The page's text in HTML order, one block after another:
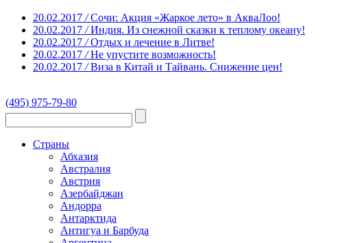
20.02.2017 / Сочи: Акция «Жаркое лето» в АкваЛоо!
20.02.2017 / Индия. Из снежной сказки к теплому океану!
20.02.2017 / Отдых и лечение в Литве!
20.02.2017 / Не упустите возможность!
20.02.2017 / Виза в Китай и Тайвань. Снижение цен!
(495) 975-79-80
Страны
Абхазия
Австралия
Австрия
Азербайджан
Андорра
Антарктида
Антигуа и Барбуда